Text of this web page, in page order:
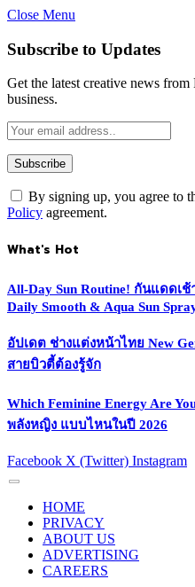
Close Menu
Subscribe to Updates
Get the latest creative news
business.
By signing up, you agree to
Policy agreement.
What's Hot
All-Day Sun Routine! กันแดดเ
Daily Smooth & Aqua Sun
อัปเดต ช่างแต่งหน้าไทย New
สายบิวตี้ต้องรู้จัก
Which Feminine Energy Are
พลังหญิง แบบไหนในปี 2026
Facebook X (Twitter) Instagram
HOME
PRIVACY
ABOUT US
ADVERTISING
CAREERS